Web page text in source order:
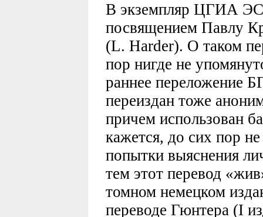
В экземпляр ЦГИА
посвящением Павлу
(L. Harder). О таком
пор нигде не
раннее переложение
переиздан тоже
причем использован
кажется, до сих пор
попытки выяснения
тем этот перевод
томном немецком
переводе Гюнтера (I